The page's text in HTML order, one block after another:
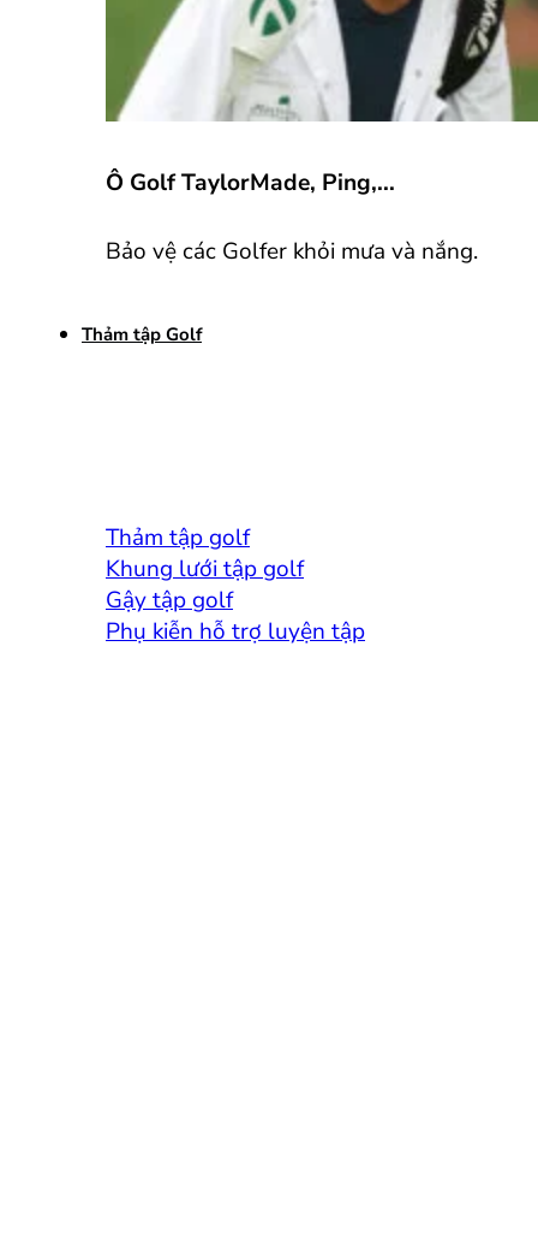
Ô Golf TaylorMade, Ping,...
Bảo vệ các Golfer khỏi mưa và nắng.
Thảm tập Golf
Thảm tập golf
Khung lưới tập golf
Gậy tập golf
Phụ kiễn hỗ trợ luyện tập